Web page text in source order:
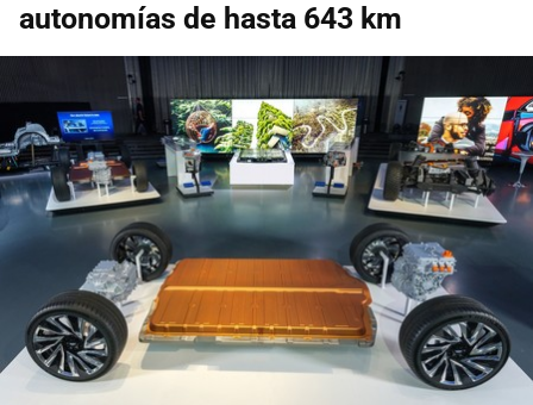
autonomías de hasta 643 km